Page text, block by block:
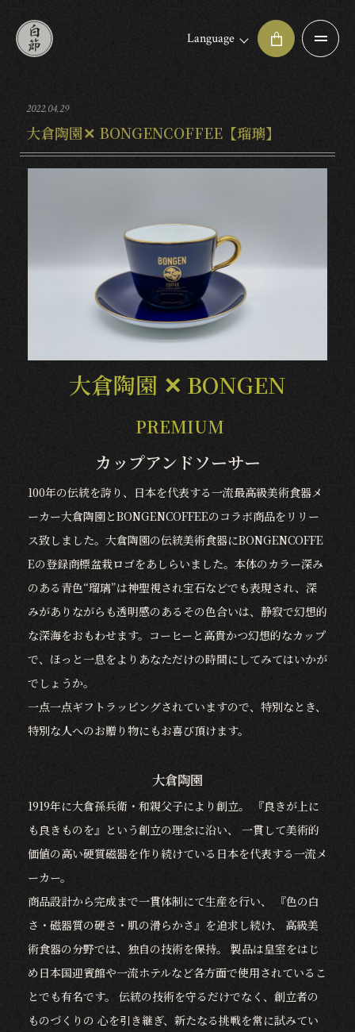
Language
2022.04.29
大倉陶園✕ BONGENCOFFEE【瑠璃】
大倉陶園 ✕ BONGEN
PREMIUM
カップアンドソーサー
100年の伝統を誇り、日本を代表する一流最高級美術食器メ
ーカー大倉陶園とBONGENCOFFEEのコラボ商品をリリー
ス致しました。大倉陶園の伝統美術食器にBONGENCOFFE
Eの登録商標盆栽ロゴをあしらいました。本体のカラー深み
のある青色“瑠璃”は神聖視され宝石などでも表現され、深
みがありながらも透明感のあるその色合いは、静寂で幻想的
な深海をおもわせます。コーヒーと高貴かつ幻想的なカップ
で、ほっと一息をよりあなただけの時間にしてみてはいかが
でしょうか。
一点一点ギフトラッピングされていますので、特別なとき、
特別な人へのお贈り物にもお喜び頂けます。
大倉陶園
1919年に大倉孫兵衛・和親父子により創立。 『良きが上に
も良きものを』という創立の理念に沿い、 一貫して美術的
価値の高い硬質磁器を作り続けている日本を代表する一流メ
ーカー。
商品設計から完成まで一貫体制にて生産を行い、 『色の白
さ・磁器質の硬さ・肌の滑らかさ』を追求し続け、 高級美
術食器の分野では、独自の技術を保持。 製品は皇室をはじ
め日本国迎賓館や一流ホテルなど各方面で使用されているこ
とでも有名です。 伝統の技術を守るだけでなく、創立者の
ものづくりの 心を引き継ぎ、新たなる挑戦を常に試みてい